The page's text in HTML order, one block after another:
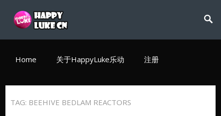
Home 关于HappyLuke乐动 注册
TAG: BEEHIVE BEDLAM REACTORS